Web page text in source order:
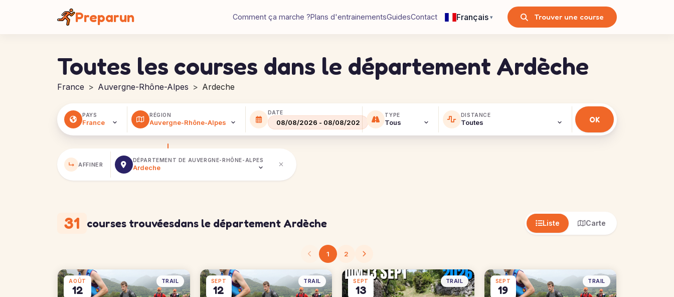
Preparun Comment ça marche ?Plans d'entrainementsGuidesContact Français ▾ Trouver une course
Toutes les courses dans le département Ardèche
France Auvergne-Rhône-Alpes Ardeche
PAYS RÉGION DATE TYPE DISTANCE
↳ AFFINER
DÉPARTEMENT DE AUVERGNE-RHÔNE-ALPES
31 courses trouvéesdans le département Ardèche Liste Carte
1 2
AOÛT
12
TRAIL SEPT
12
TRAIL SEPT
13
TRAIL SEPT
19
TRAIL